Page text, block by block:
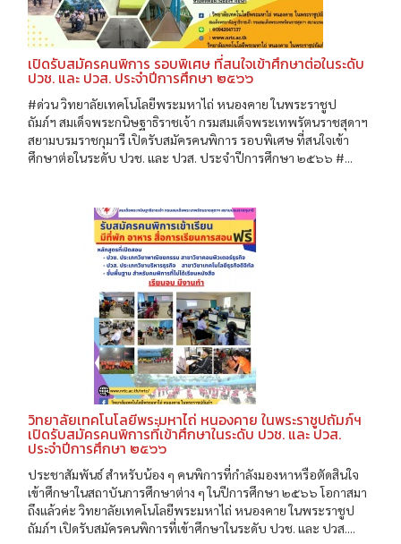
เปิดรับสมัครคนพิการ รอบพิเศษ ที่สนใจเข้าศึกษาต่อในระดับ
ปวช. และ ปวส. ประจำปีการศึกษา ๒๕๖๖
#ด่วน วิทยาลัยเทคโนโลยีพระมหาไถ่ หนองคาย ในพระราชูป
ถัมภ์ฯ สมเด็จพระกนิษฐาธิราชเจ้า กรมสมเด็จพระเทพรัตนราชสุดาฯ
สยามบรมราชกุมารี เปิดรับสมัครคนพิการ รอบพิเศษ ที่สนใจเข้า
ศึกษาต่อในระดับ ปวช. และ ปวส. ประจำปีการศึกษา ๒๕๖๖ #...
วิทยาลัยเทคโนโลยีพระมหาไถ่ หนองคาย ในพระราชูปถัมภ์ฯ
เปิดรับสมัครคนพิการที่เข้าศึกษาในระดับ ปวช. และ ปวส.
ประจำปีการศึกษา ๒๕๖๖
ประชาสัมพันธ์ สำหรับน้อง ๆ คนพิการที่กำลังมองหาหรือตัดสินใจ
เข้าศึกษาในสถาบันการศึกษาต่าง ๆ ในปีการศึกษา ๒๕๖๖ โอกาสมา
ถึงแล้วค่ะ วิทยาลัยเทคโนโลยีพระมหาไถ่ หนองคาย ในพระราชูป
ถัมภ์ฯ เปิดรับสมัครคนพิการที่เข้าศึกษาในระดับ ปวช. และ ปวส....